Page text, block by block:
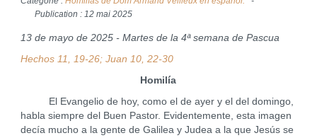
Publication : 12 mai 2025
13 de mayo de 2025 - Martes de la 4ª semana de Pascua
Hechos 11, 19-26; Juan 10, 22-30
Homilía
El Evangelio de hoy, como el de ayer y el del domingo,
habla siempre del Buen Pastor. Evidentemente, esta imagen
decía mucho a la gente de Galilea y Judea a la que Jesús se